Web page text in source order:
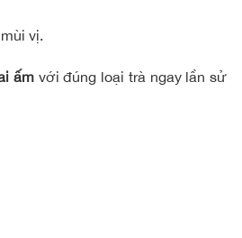
vị.
ấmvới đúng loại trà ngay lần sử